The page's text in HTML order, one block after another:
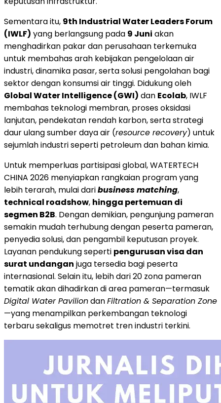
Sementara itu, 9th Industrial Water Leaders Forum
(IWLF) yang berlangsung pada 9 Juni akan
menghadirkan pakar dan perusahaan terkemuka
untuk membahas arah kebijakan pengelolaan air
industri, dinamika pasar, serta solusi pengolahan bagi
sektor dengan konsumsi air tinggi. Didukung oleh
Global Water Intelligence (GWI) dan Ecolab, IWLF
membahas teknologi membran, proses oksidasi
lanjutan, pendekatan rendah karbon, serta strategi
daur ulang sumber daya air (resource recovery) untuk
sejumlah industri seperti petroleum dan bahan kimia.
Untuk memperluas partisipasi global, WATERTECH
CHINA 2026 menyiapkan rangkaian program yang
lebih terarah, mulai daribusiness matching,
technical roadshow, hingga pertemuan di
segmen B2B. Dengan demikian, pengunjung pameran
semakin mudah terhubung dengan peserta pameran,
penyedia solusi, dan pengambil keputusan proyek.
Layanan pendukung seperti pengurusan visa dan
surat undangan juga tersedia bagi peserta
internasional. Selain itu, lebih dari 20 zona pameran
tematik akan dihadirkan di area pameran—termasuk
Digital Water PaviliondanFiltration & Separation Zone
—yang menampilkan perkembangan teknologi
terbaru sekaligus memotret tren industri terkini.